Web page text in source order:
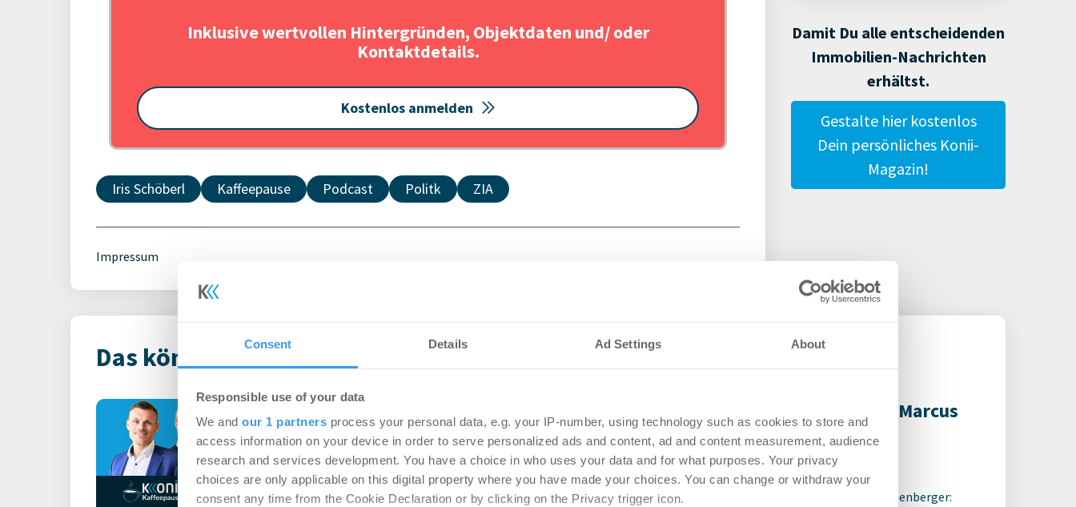
Consent Details Ad Settings About
Responsible use of your data
We and our 1 partners process your personal data, e.g. your IP-number, using technology such as cookies to store and
access information on your device in order to serve personalized ads and content, ad and content measurement, audience
research and services development. You have a choice in who uses your data and for what purposes. Your privacy
choices are only applicable on this digital property where you have made your choices. You can change or withdraw your
consent any time from the Cookie Declaration or by clicking on the Privacy trigger icon.
Inklusive wertvollen Hintergründen, Objektdaten und/ oder
Kontaktdetails.
Kostenlos anmelden
Iris Schöberl Kaffeepause Podcast Politk ZIA
Impressum
Damit Du alle entscheidenden
Immobilien-Nachrichten
erhältst.
Gestalte hier kostenlos
Dein persönliches Konii-
Magazin!
Das könnte Dich auch interessieren
Kaffeepause mit Prof. Dr. Florian
Ebrecht
Podcast-05.08.2026
Login für den ganzen Artikel Wenn noch nicht
Kaffeepause mit Prof. Dr. Marcus
Gwechenberger
Podcast-22.07.2026
Kaffeepause mit Prof. Dr. Marcus Gwechenberger: